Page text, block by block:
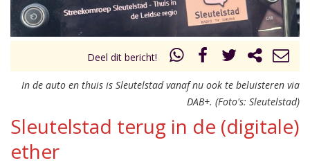
Deel dit bericht!
In de auto en thuis is Sleutelstad vanaf nu ook te beluisteren via
DAB+. (Foto's: Sleutelstad)
Sleutelstad terug in de (digitale)
ether